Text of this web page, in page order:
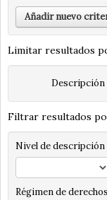
Añadir nuevo
Limitar resultados
Descripción
Filtrar resultados
Nivel de descripción
Régimen de